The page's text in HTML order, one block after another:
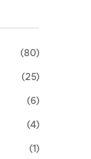
(80)
(25)
(6)
(4)
(1)